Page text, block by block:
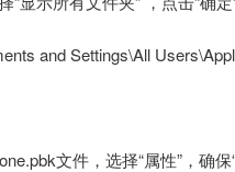
and Settings\All
文件，选择“属性”，确